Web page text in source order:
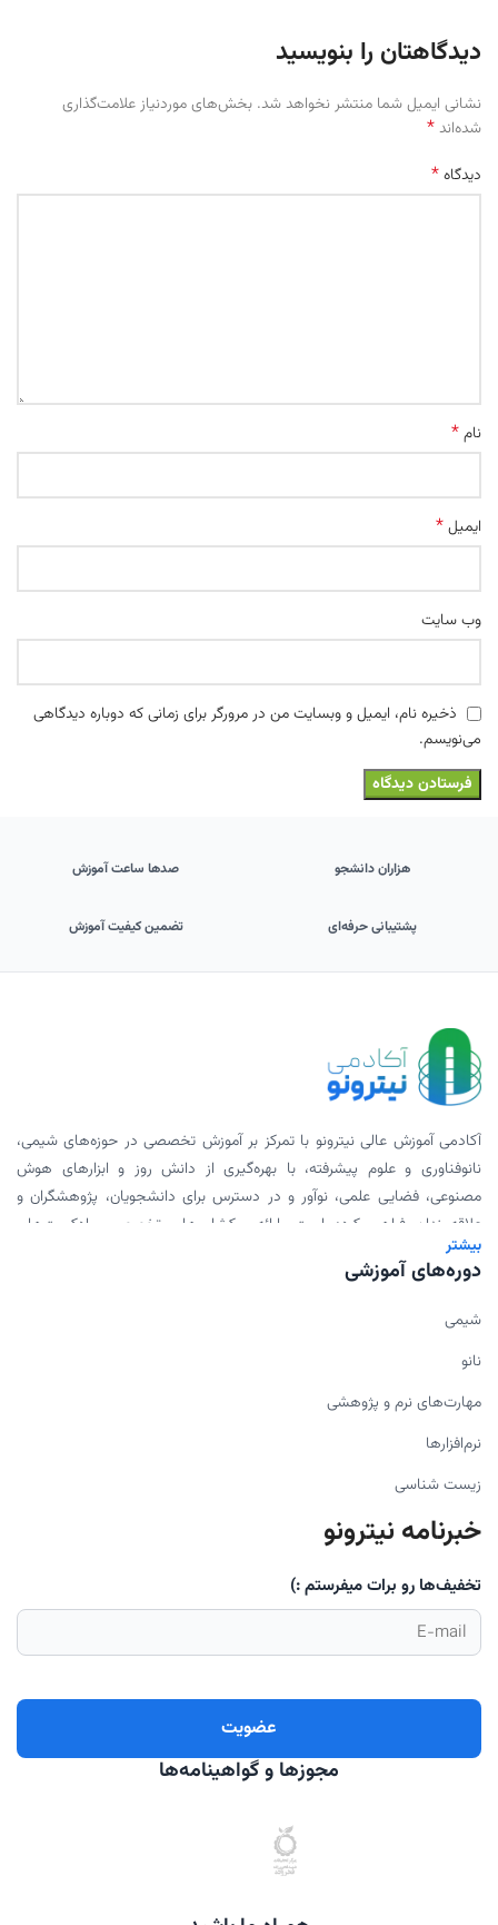
دیدگاهتان را بنویسید
نشانی ایمیل شما منتشر نخواهد شد. بخش‌های موردنیاز علامت‌گذاری
شده‌اند*
دیدگاه*
نام*
ایمیل*
وب‌ سایت
ذخیره نام، ایمیل و وبسایت من در مرورگر برای زمانی که دوباره دیدگاهی
می‌نویسم.
هزاران دانشجو صدها ساعت آموزش
پشتیبانی حرفه‌ای تضمین کیفیت آموزش
آکادمی آموزش عالی نیترونو با تمرکز بر آموزش تخصصی در حوزه‌های شیمی،
نانوفناوری و علوم پیشرفته، با بهره‌گیری از دانش روز و ابزارهای هوش
مصنوعی، فضایی علمی، نوآور و در دسترس برای دانشجویان، پژوهشگران و
علاقه‌مندان فراهم کرده است. ارائه ورکشاپ‌های تخصصی، پادکست‌های
علمی، محتوای دانلودی و همکاری با اساتید برجسته، بخشی از مأموریت ما
برای گسترش علم به شیوه‌ای مدرن و اثربخش است.
بیشتر
دوره‌های آموزشی
شیمی
نانو
مهارت‌های نرم و پژوهشی
نرم‌افزارها
زیست شناسی
خبرنامه نیترونو
تخفیف‌ها رو برات میفرستم :)
مجوزها و گواهینامه‌ها